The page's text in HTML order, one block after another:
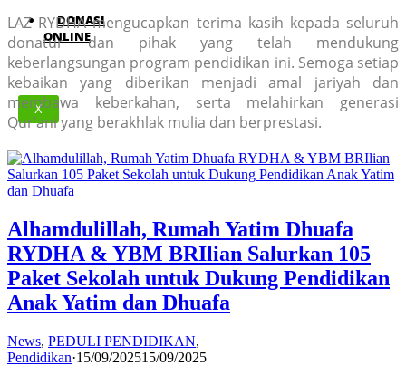
DONASI
ONLINE
X
LAZ RYDHA mengucapkan terima kasih kepada seluruh
donatur dan pihak yang telah mendukung
keberlangsungan program pendidikan ini. Semoga setiap
kebaikan yang diberikan menjadi amal jariyah dan
membawa keberkahan, serta melahirkan generasi
Qur’ani yang berakhlak mulia dan berprestasi.
Alhamdulillah, Rumah Yatim Dhuafa
RYDHA & YBM BRIlian Salurkan 105
Paket Sekolah untuk Dukung Pendidikan
Anak Yatim dan Dhuafa
News, PEDULI PENDIDIKAN,
Pendidikan·15/09/202515/09/2025